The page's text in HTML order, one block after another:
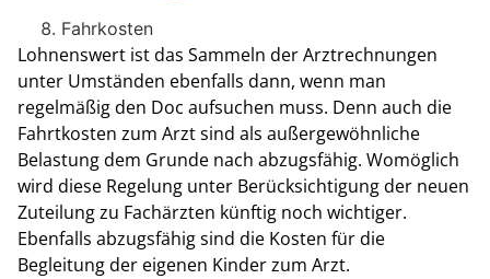
Fahrkosten
Lohnenswert ist das Sammeln der Arztrechnungen
unter Umständen ebenfalls dann, wenn man
regelmäßig den Doc aufsuchen muss. Denn auch die
Fahrtkosten zum Arzt sind als außergewöhnliche
Belastung dem Grunde nach abzugsfähig. Womöglich
wird diese Regelung unter Berücksichtigung der neuen
Zuteilung zu Fachärzten künftig noch wichtiger.
Ebenfalls abzugsfähig sind die Kosten für die
Begleitung der eigenen Kinder zum Arzt.